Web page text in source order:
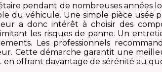
pendant de nombreuses
du véhicule. Une simple pièce
a donc intérêt à choisir des
les risques de panne. Un
Les professionnels
Cette démarche garantit une
offrant davantage de sérénité au